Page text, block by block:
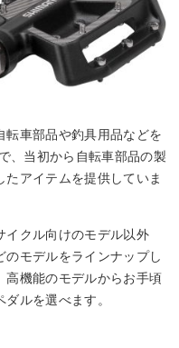
転車部品や釣具用品などを
、当初から自転車部品の製
アイテムを提供していま
イクル向けのモデル以外
のモデルをラインナップし
高機能のモデルからお手頃
ルを選べます。